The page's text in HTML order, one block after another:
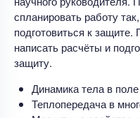
спланировать работу
подготовиться к
написать расчёты и
защиту.
Динамика тела в
Теплопередача в